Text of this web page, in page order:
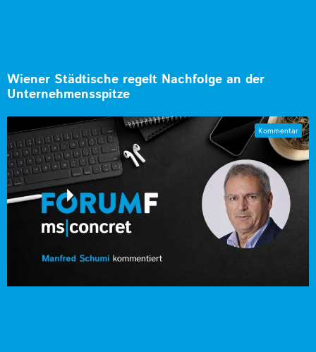
Wiener Städtische regelt Nachfolge an der
Unternehmensspitze